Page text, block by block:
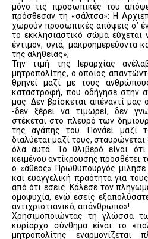
μόνο τις προσωπικές του
πρόσθεσαν τη «σάλτσα»: Η
χωρούν προσωπικές απόψεις σ’
το εκκλησιαστικό σώμα
έντιμον, υγιά, μακροημερεύοντα
της αληθείας»;
Την τιμή της Ιεραρχίας
μητροπολίτης, ο οποίος
θρηνεί μαζί με τους
καταστροφή, που οδήγησε στην
μας. Δεν βρίσκεται απέναντί
-δεν ξέρει να τιμωρεί, δεν
στέκεται στο πλευρό των
της αγάπης του. Πονάει μαζί
διαλύεται μαζί τους,
όλα αυτά. Το θλιβερό είναι
κειμένου αντίκρουσης προσθέτει
ο «άθεος» Πρωθυπουργός
και ευαγγελική πραότητα για
από ότι εσείς. Κάλεσε τον
ομοψυχία, ενώ εσείς
αντιχριστιανικό, απάνθρωπο»!
Χρησιμοποιώντας τη γλώσσα
κυρίαρχο σύνθημα είναι το
μητροπολίτης